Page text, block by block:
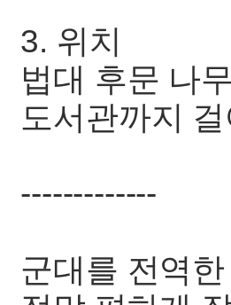
3. 위치
법대 후문 나
도서관까지
-------------
군대를 전역